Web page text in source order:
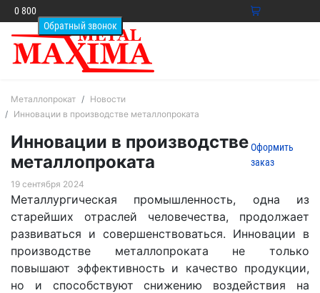
0 800
33 64
13
Оформить
заказ
Металлопрокат
Новости
Инновации в производстве металлопроката
Инновации в производстве
металлопроката
19 сентября 2024
Металлургическая промышленность, одна из
старейших отраслей человечества, продолжает
развиваться и совершенствоваться. Инновации в
производстве металлопроката не только
повышают эффективность и качество продукции,
но и способствуют снижению воздействия на